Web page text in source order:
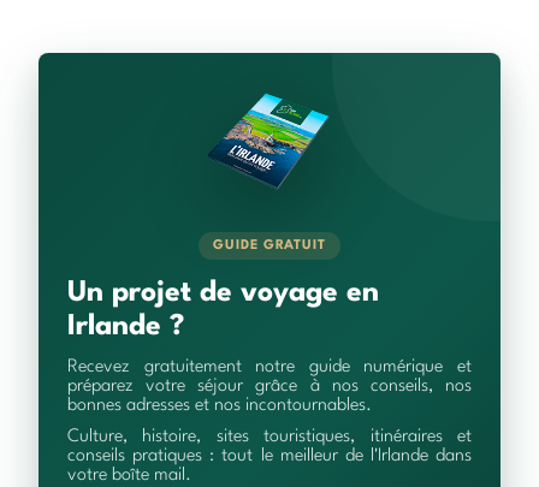
GUIDE GRATUIT
Un projet de voyage en
Irlande ?
Recevez gratuitement notre guide numérique et
préparez votre séjour grâce à nos conseils, nos
bonnes adresses et nos incontournables.
Culture, histoire, sites touristiques, itinéraires et
conseils pratiques : tout le meilleur de l'Irlande dans
votre boîte mail.